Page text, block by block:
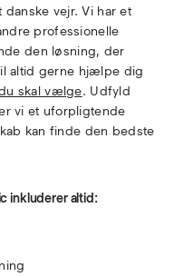
danske vejr. Vi har et
professionelle
den løsning, der
altid gerne hjælpe dig
skal vælge. Udfyld
vi et uforpligtende
kan finde den bedste
inkluderer altid: